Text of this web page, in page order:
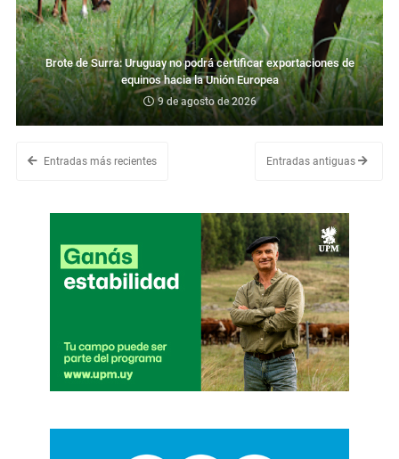
Brote de Surra: Uruguay no podrá certificar exportaciones de
equinos hacia la Unión Europea
9 de agosto de 2026
Entradas más recientes Entradas antiguas